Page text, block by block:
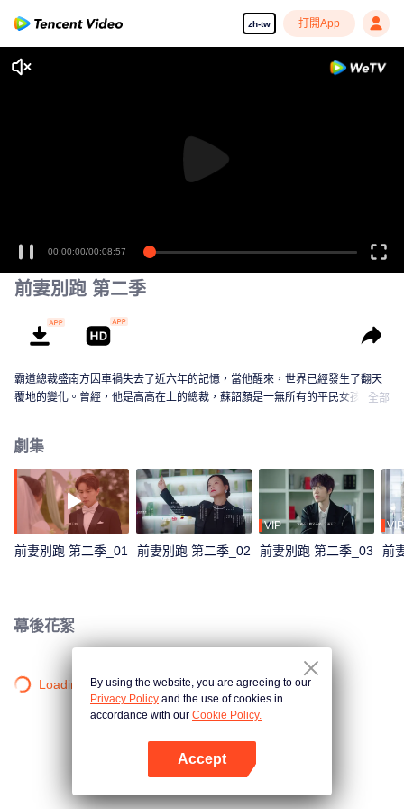
zh-tw 打開App
00:00:00/00:08:57
前妻別跑 第二季
霸道總裁盛南方因車禍失去了近六年的記憶，當他醒來，世界已經發生了翻天
覆地的變化。曾經，他是高高在上的總裁，蘇韶顏是一無所有的平民女孩；而
全部
劇集
前妻別跑 第二季_01 前妻別跑 第二季_02
VIP
前妻別跑 第二季_03
VIP
前
幕後花絮
Loading…By using the website, you are agreeing to our
Privacy Policy and the use of cookies in
accordance with our Cookie Policy.
Accept